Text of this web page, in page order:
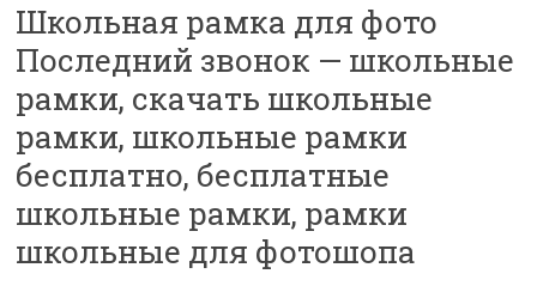
Школьная рамка для фото
Последний звонок — школьные
рамки, скачать школьные
рамки, школьные рамки
бесплатно, бесплатные
школьные рамки, рамки
школьные для фотошопа